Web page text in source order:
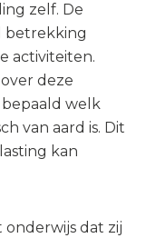
zelf. De
betrekking
activiteiten.
deze
welk
van aard is. Dit
kan
dat zij